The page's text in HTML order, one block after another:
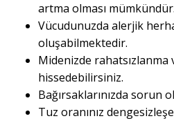
artma olması mümkündür.
Vücudunuzda alerjik
oluşabilmektedir.
Midenizde rahatsızlanma
hissedebilirsiniz.
Bağırsaklarınızda sorun
Tuz oranınız